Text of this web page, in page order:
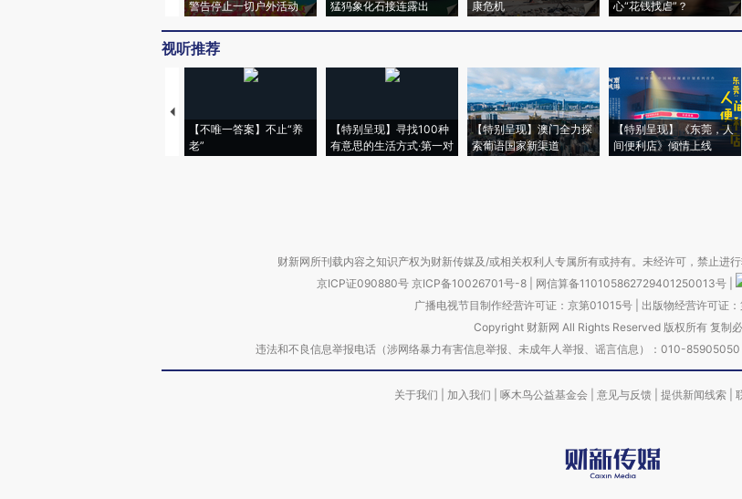
警告停止一切户外活动
猛犸象化石接连露出
康危机
心“花钱找虐”？
视听推荐
【不唯一答案】不止“养
老”
【特别呈现】寻找100种
有意思的生活方式·第一对
【特别呈现】澳门全力探
索葡语国家新渠道
【特别呈现】《东莞，人
间便利店》倾情上线
财新网所刊载内容之知识产权为财新传媒及/或相关权利人专属所有或持有。未经许可，禁止进
京ICP证090880号 京ICP备10026701号-8 网信算备110105862729401250013号
广播电视节目制作经营许可证：京第01015号| 出版物经营许可证
Copyright 财新网 All Rights Reserved 版权所有 复制
违法和不良信息举报电话（涉网络暴力有害信息举报、未成年人举报、谣言信息）：010-
关于我们 加入我们 啄木鸟公益基金会 意见与反馈 提供新闻线索